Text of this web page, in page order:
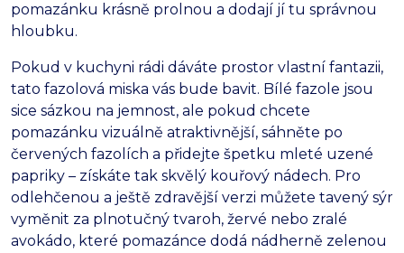
pomazánku krásně prolnou a dodají jí tu správnou
hloubku.
Pokud v kuchyni rádi dáváte prostor vlastní fantazii,
tato fazolová miska vás bude bavit. Bílé fazole jsou
sice sázkou na jemnost, ale pokud chcete
pomazánku vizuálně atraktivnější, sáhněte po
červených fazolích a přidejte špetku mleté uzené
papriky – získáte tak skvělý kouřový nádech. Pro
odlehčenou a ještě zdravější verzi můžete tavený sýr
vyměnit za plnotučný tvaroh, žervé nebo zralé
avokádo, které pomazánce dodá nádherně zelenou